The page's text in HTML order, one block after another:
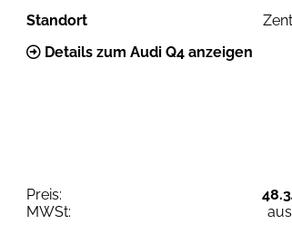
Standort
Details zum Audi Q4 anzeigen
Preis:
MWSt: